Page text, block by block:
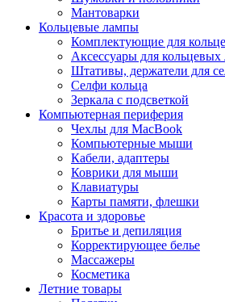
Мантоварки
Кольцевые лампы
Комплектующие для
Аксессуары для кольцевых
Штативы, держатели для
Селфи кольца
Зеркала с подсветкой
Компьютерная периферия
Чехлы для MacBook
Компьютерные мыши
Кабели, адаптеры
Коврики для мыши
Клавиатуры
Карты памяти, флешки
Красота и здоровье
Бритье и депиляция
Корректирующее белье
Массажеры
Косметика
Летние товары